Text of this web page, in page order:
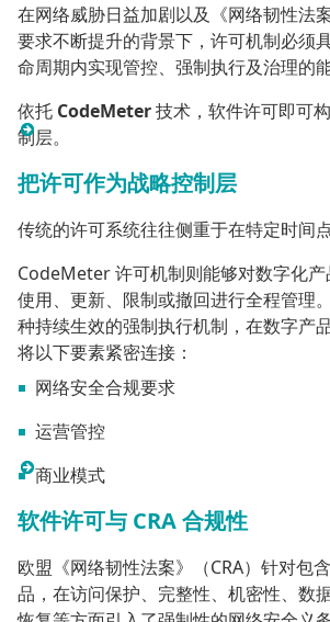
在网络威胁日益加剧以及《网络韧性法
要求不断提升的背景下，许可机制必须
命周期内实现管控、强制执行及治理的能
依托 CodeMeter技术，软件许可即可
制层。
把许可作为战略控制层
传统的许可系统往往侧重于在特定时间
CodeMeter 许可机制则能够对数字化产
使用、更新、限制或撤回进行全程管理
种持续生效的强制执行机制，在数字产
将以下要素紧密连接：
网络安全合规要求
运营管控
商业模式
软件许可与 CRA 合规性
欧盟《网络韧性法案》（CRA）针对包
品，在访问保护、完整性、机密性、数